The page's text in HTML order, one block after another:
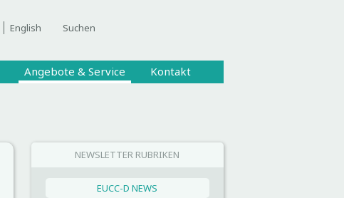
Suchen
English
Angebote & Service Kontakt
NEWSLETTER RUBRIKEN
EUCC-D NEWS